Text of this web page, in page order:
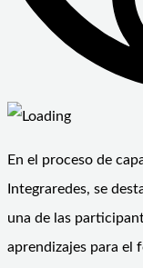
En el proceso de
Integraredes, se
una de las
aprendizajes para el